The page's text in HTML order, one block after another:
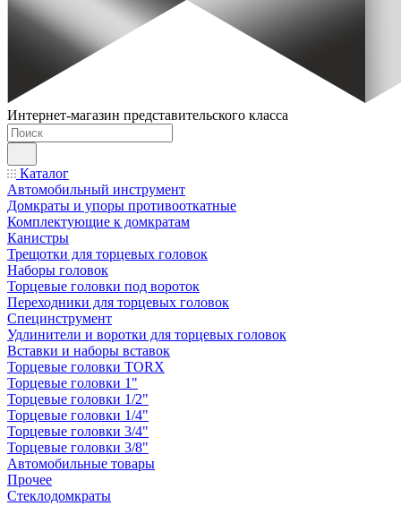
Интернет-магазин представительского класса
Каталог
Автомобильный инструмент
Домкраты и упоры противооткатные
Комплектующие к домкратам
Канистры
Трещотки для торцевых головок
Наборы головок
Торцевые головки под вороток
Переходники для торцевых головок
Специнструмент
Удлинители и воротки для торцевых головок
Вставки и наборы вставок
Торцевые головки TORX
Торцевые головки 1"
Торцевые головки 1/2"
Торцевые головки 1/4"
Торцевые головки 3/4"
Торцевые головки 3/8"
Автомобильные товары
Прочее
Стеклодомкраты